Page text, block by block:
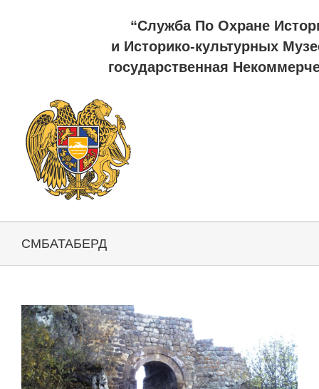
“Служба По Охране
и Историко-культурных
государственная
СМБАТАБЕРД
View
Larger
Image